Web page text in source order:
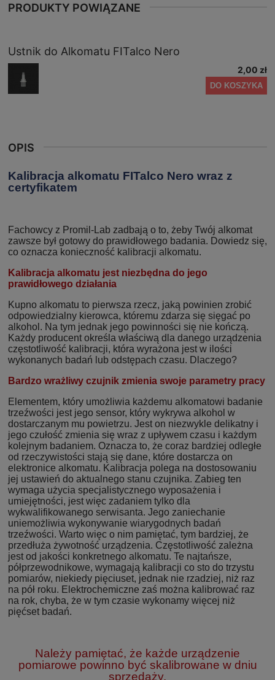
PRODUKTY POWIĄZANE
Ustnik do Alkomatu FITalco Nero
2,00 zł
DO KOSZYKA
OPIS
Kalibracja alkomatu FITalco Nero wraz z
certyfikatem
Fachowcy z Promil-Lab zadbają o to, żeby Twój alkomat
zawsze był gotowy do prawidłowego badania. Dowiedz się,
co oznacza konieczność kalibracji alkomatu.
Kalibracja alkomatu jest niezbędna do jego
prawidłowego działania
Kupno alkomatu to pierwsza rzecz, jaką powinien zrobić
odpowiedzialny kierowca, któremu zdarza się sięgać po
alkohol. Na tym jednak jego powinności się nie kończą.
Każdy producent określa właściwą dla danego urządzenia
częstotliwość kalibracji, która wyrażona jest w ilości
wykonanych badań lub odstępach czasu. Dlaczego?
Bardzo wrażliwy czujnik zmienia swoje parametry pracy
Elementem, który umożliwia każdemu alkomatowi badanie
trzeźwości jest jego sensor, który wykrywa alkohol w
dostarczanym mu powietrzu. Jest on niezwykle delikatny i
jego czułość zmienia się wraz z upływem czasu i każdym
kolejnym badaniem. Oznacza to, że coraz bardziej odległe
od rzeczywistości stają się dane, które dostarcza on
elektronice alkomatu. Kalibracja polega na dostosowaniu
jej ustawień do aktualnego stanu czujnika. Zabieg ten
wymaga użycia specjalistycznego wyposażenia i
umiejętności, jest więc zadaniem tylko dla
wykwalifikowanego serwisanta. Jego zaniechanie
uniemożliwia wykonywanie wiarygodnych badań
trzeźwości. Warto więc o nim pamiętać, tym bardziej, że
przedłuża żywotność urządzenia. Częstotliwość zależna
jest od jakości konkretnego alkomatu. Te najtańsze,
półprzewodnikowe, wymagają kalibracji co sto do trzystu
pomiarów, niekiedy pięciuset, jednak nie rzadziej, niż raz
na pół roku. Elektrochemiczne zaś można kalibrować raz
na rok, chyba, że w tym czasie wykonamy więcej niż
pięćset badań.
Należy pamiętać, że każde urządzenie
pomiarowe powinno być skalibrowane w dniu
sprzedaży.